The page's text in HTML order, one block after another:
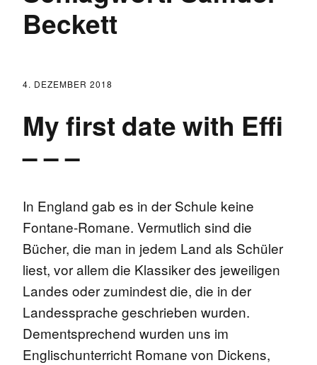
Beckett
4. DEZEMBER 2018
My first date with Effi
– – –
In England gab es in der Schule keine
Fontane-Romane. Vermutlich sind die
Bücher, die man in jedem Land als Schüler
liest, vor allem die Klassiker des jeweiligen
Landes oder zumindest die, die in der
Landessprache geschrieben wurden.
Dementsprechend wurden uns im
Englischunterricht Romane von Dickens,